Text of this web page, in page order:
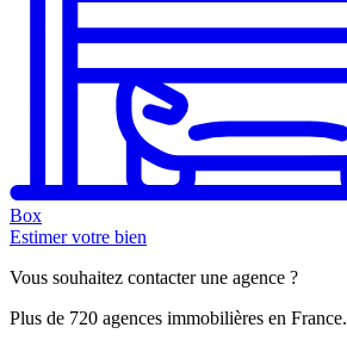
Box
Estimer votre bien
Vous souhaitez contacter une agence ?
Plus de 720 agences immobilières en France.